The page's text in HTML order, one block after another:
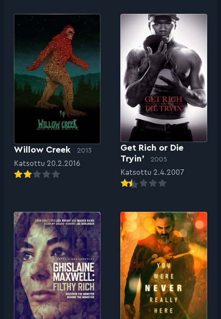
Willow Creek 2013
Katsottu 20.2.2016
Get Rich or Die
Tryin’
2005
Katsottu 2.4.2007